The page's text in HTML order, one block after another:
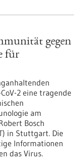
gegen
für
2 eine tragende
am
Bosch
in Stuttgart. Die
Informationen
das Virus.